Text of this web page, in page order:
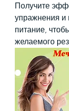
Получите
упражнения и
питание,
желаемого